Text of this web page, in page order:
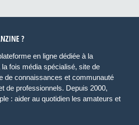
?
en ligne dédiée à la
la fois média spécialisé, site de
de connaissances et communauté
de professionnels. Depuis 2000,
: aider au quotidien les amateurs et